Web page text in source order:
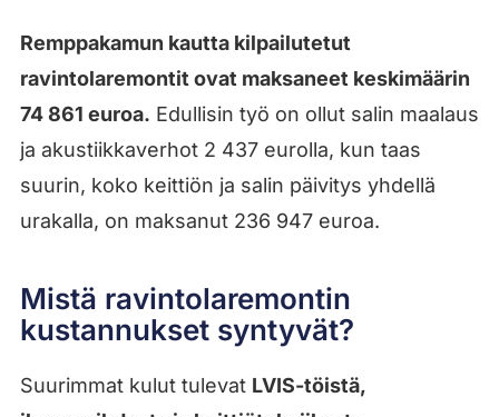
Remppakamun kautta kilpailutetut
ravintolaremontit ovat maksaneet keskimäärin
74 861 euroa. Edullisin työ on ollut salin maalaus
ja akustiikkaverhot 2 437 eurolla, kun taas
suurin, koko keittiön ja salin päivitys yhdellä
urakalla, on maksanut 236 947 euroa.
Mistä ravintolaremontin
kustannukset syntyvät?
Suurimmat kulut tulevat LVIS-töistä,